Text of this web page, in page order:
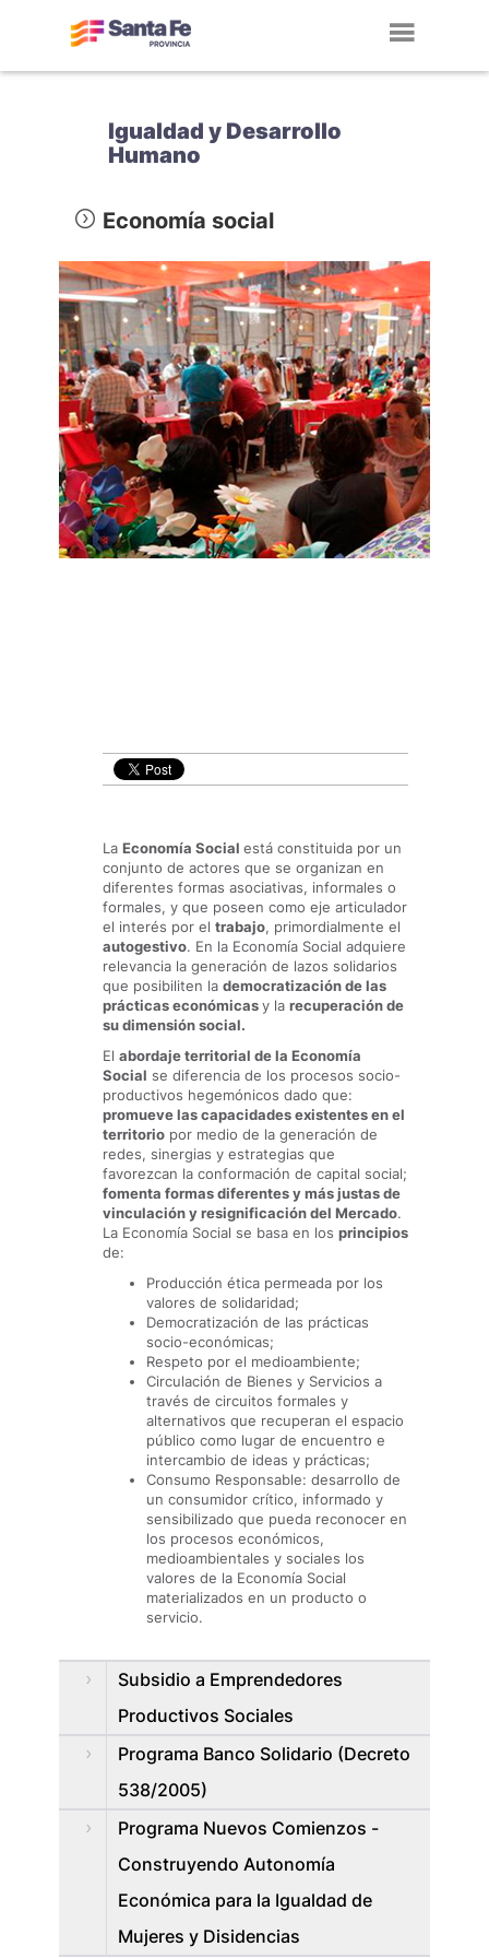
Igualdad y Desarrollo
Humano
Economía social
La Economía Social está constituida por un
conjunto de actores que se organizan en
diferentes formas asociativas, informales o
formales, y que poseen como eje articulador
el interés por el trabajo, primordialmente el
autogestivo. En la Economía Social adquiere
relevancia la generación de lazos solidarios
que posibiliten la democratización de las
prácticas económicasy la recuperación de
su dimensión social.
El abordaje territorial de la Economía
Social se diferencia de los procesos socio-
productivos hegemónicos dado que:
promueve las capacidades existentes en el
territorio por medio de la generación de
redes, sinergias y estrategias que
favorezcan la conformación de capital social;
fomenta formas diferentes y más justas de
vinculación y resignificación del Mercado.
La Economía Social se basa en los principios
de:
Producción ética permeada por los
valores de solidaridad;
Democratización de las prácticas
socio-económicas;
Respeto por el medioambiente;
Circulación de Bienes y Servicios a
través de circuitos formales y
alternativos que recuperan el espacio
público como lugar de encuentro e
intercambio de ideas y prácticas;
Consumo Responsable: desarrollo de
un consumidor crítico, informado y
sensibilizado que pueda reconocer en
los procesos económicos,
medioambientales y sociales los
valores de la Economía Social
materializados en un producto o
servicio.
Subsidio a Emprendedores
Productivos Sociales
Programa Banco Solidario (Decreto
538/2005)
Programa Nuevos Comienzos -
Construyendo Autonomía
Económica para la Igualdad de
Mujeres y Disidencias